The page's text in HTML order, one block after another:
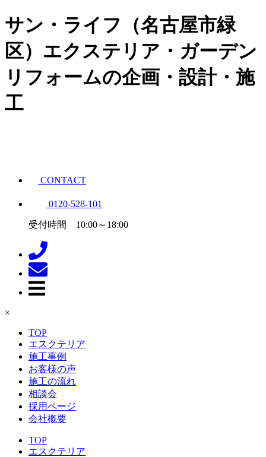
サン・ライフ（名古屋市緑
区）エクステリア・ガーデン
リフォームの企画・設計・施
工
CONTACT
0120-528-101
受付時間 10:00～18:00
×
TOP
エスクテリア
施工事例
お客様の声
施工の流れ
相談会
採用ページ
会社概要
TOP
エスクテリア